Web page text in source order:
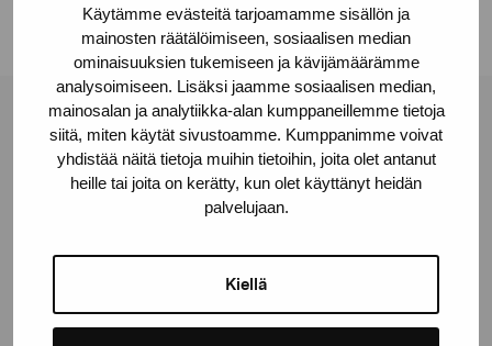
Käytämme evästeitä tarjoamamme sisällön ja
mainosten räätälöimiseen, sosiaalisen median
ominaisuuksien tukemiseen ja kävijämäärämme
analysoimiseen. Lisäksi jaamme sosiaalisen median,
mainosalan ja analytiikka-alan kumppaneillemme tietoja
siitä, miten käytät sivustoamme. Kumppanimme voivat
yhdistää näitä tietoja muihin tietoihin, joita olet antanut
heille tai joita on kerätty, kun olet käyttänyt heidän
palvelujaan.
Kiellä
Pro Artibus -säätiö
Kustaa Vaasan katu 11
proartibus@proartibus.fi